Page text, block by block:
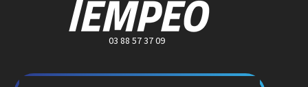
03 88 57 37 09